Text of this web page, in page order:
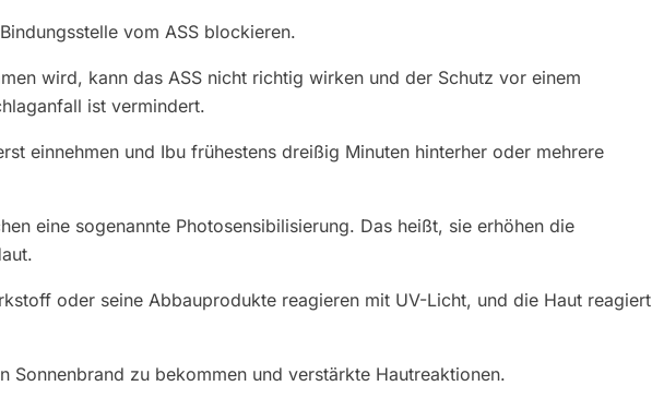
vom ASS blockieren.
wird, kann das ASS nicht richtig wirken und der Schutz vor einem
ist vermindert.
einnehmen und Ibu frühestens dreißig Minuten hinterher oder mehrere
eine sogenannte Photosensibilisierung. Das heißt, sie erhöhen die
oder seine Abbauprodukte reagieren mit UV-Licht, und die Haut reagiert
Sonnenbrand zu bekommen und verstärkte Hautreaktionen.